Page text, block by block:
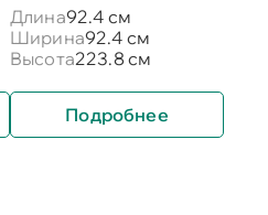
Длина92.4 см
Ширина92.4 см
Высота223.8 см
Подробнее